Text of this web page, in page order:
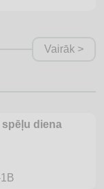
Vairāk >
spēļu diena